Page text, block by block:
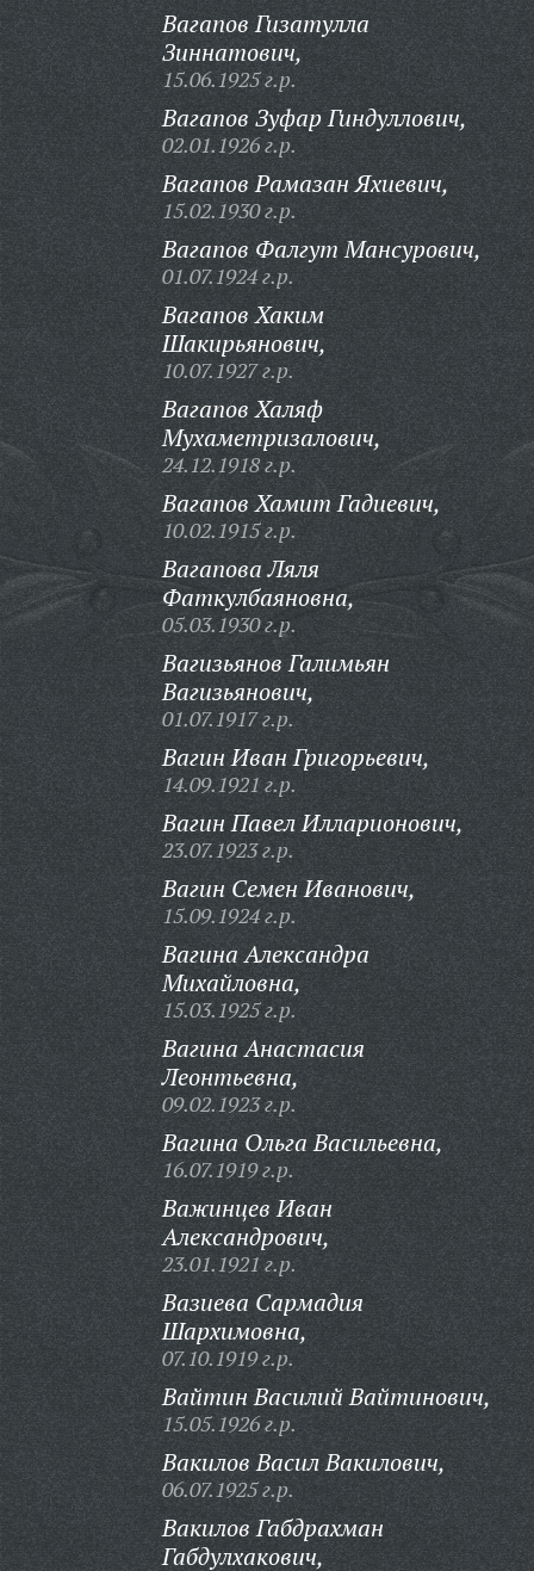
Вагапов Гизатулла
Зиннатович,
15.06.1925 г.р.
Вагапов Зуфар Гиндуллович,
02.01.1926 г.р.
Вагапов Рамазан Яхиевич,
15.02.1930 г.р.
Вагапов Фалгут Мансурович,
01.07.1924 г.р.
Вагапов Хаким
Шакирьянович,
10.07.1927 г.р.
Вагапов Халяф
Мухаметризалович,
24.12.1918 г.р.
Вагапов Хамит Гадиевич,
10.02.1915 г.р.
Вагапова Ляля
Фаткулбаяновна,
05.03.1930 г.р.
Вагизьянов Галимьян
Вагизьянович,
01.07.1917 г.р.
Вагин Иван Григорьевич,
14.09.1921 г.р.
Вагин Павел Илларионович,
23.07.1923 г.р.
Вагин Семен Иванович,
15.09.1924 г.р.
Вагина Александра
Михайловна,
15.03.1925 г.р.
Вагина Анастасия
Леонтьевна,
09.02.1923 г.р.
Вагина Ольга Васильевна,
16.07.1919 г.р.
Важинцев Иван
Александрович,
23.01.1921 г.р.
Вазиева Сармадия
Шархимовна,
07.10.1919 г.р.
Вайтин Василий Вайтинович,
15.05.1926 г.р.
Вакилов Васил Вакилович,
06.07.1925 г.р.
Вакилов Габдрахман
Габдулхакович,